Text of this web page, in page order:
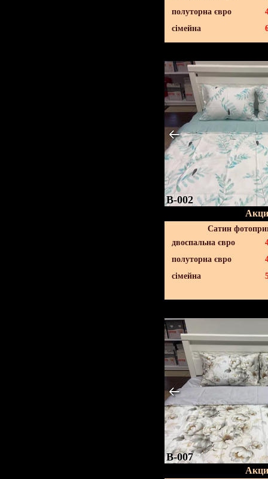
полуторна євро
сімейна
B-002
Сатин
двоспальна євро
полуторна євро
сімейна
B-007